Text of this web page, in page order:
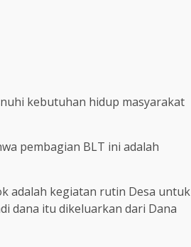
kebutuhan hidup masyarakat
pembagian BLT ini adalah
adalah kegiatan rutin Desa untuk
dana itu dikeluarkan dari Dana